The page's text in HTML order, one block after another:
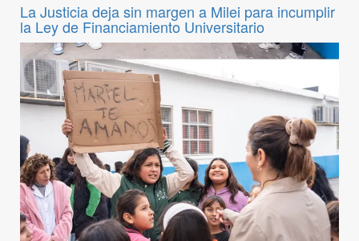
La Justicia deja sin margen a Milei para incumplir
la Ley de Financiamiento Universitario